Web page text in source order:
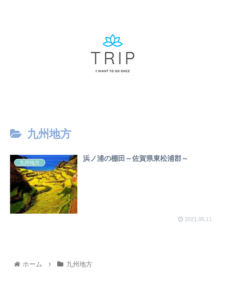
九州地方
九州地方
浜ノ浦の棚田～佐賀県東松浦郡～
2021.05.11
ホーム 九州地方